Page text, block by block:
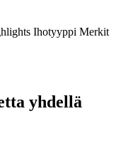
Ihotyyppi Merkit
yhdellä